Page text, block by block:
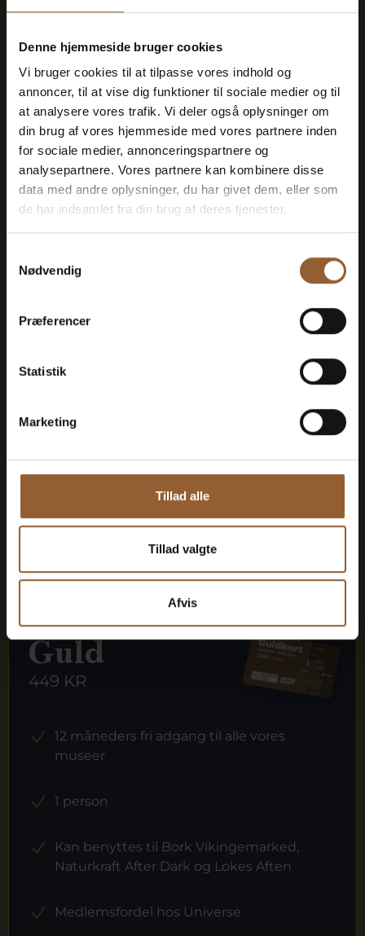
Denne hjemmeside bruger cookies
Vi bruger cookies til at tilpasse vores indhold og
annoncer, til at vise dig funktioner til sociale medier og til
at analysere vores trafik. Vi deler også oplysninger om
din brug af vores hjemmeside med vores partnere inden
for sociale medier, annonceringspartnere og
analysepartnere. Vores partnere kan kombinere disse
data med andre oplysninger, du har givet dem, eller som
de har indsamlet fra din brug af deres tjenester.
Nødvendig
Præferencer
Statistik
Marketing
Tillad alle
Tillad valgte
Afvis
Spar penge – køb fordelskort
Platin
699 KR
12 måneders fri adgang til alle vores
1 person + 1 ledsager
Kan benyttes til Bork Vikingemarked,
Mere info
Guld
449 KR
12 måneders fri adgang til alle vores
museer
1 person
Kan benyttes til Bork Vikingemarked,
Naturkraft After Dark og Lokes Aften
Medlemsfordel hos Universe